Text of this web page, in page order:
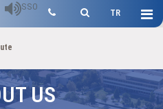
TR
SSO
US